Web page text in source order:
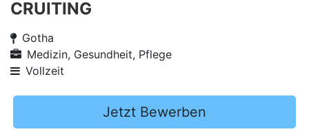
CRUITING
Gotha
Medizin, Gesundheit, Pflege
Vollzeit
Jetzt Bewerben